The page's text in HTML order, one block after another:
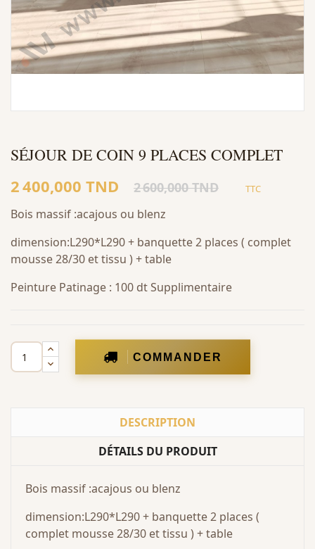
SÉJOUR DE COIN 9 PLACES COMPLET
2 400,000 TND 2 600,000 TND TTC
Bois massif :acajous ou blenz
dimension:L290*L290 + banquette 2 places ( complet
mousse 28/30 et tissu ) + table
Peinture Patinage : 100 dt Supplimentaire
COMMANDER
DESCRIPTION
DÉTAILS DU PRODUIT
Bois massif :acajous ou blenz
dimension:L290*L290 + banquette 2 places (
complet mousse 28/30 et tissu ) + table